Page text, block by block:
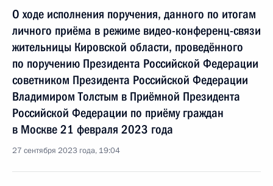
О ходе исполнения поручения, данного по итогам
личного приёма в режиме видео-конференц-связи
жительницы Кировской области, проведённого
по поручению Президента Российской Федерации
советником Президента Российской Федерации
Владимиром Толстым в Приёмной Президента
Российской Федерации по приёму граждан
в Москве 21 февраля 2023 года
27 сентября 2023 года, 19:04